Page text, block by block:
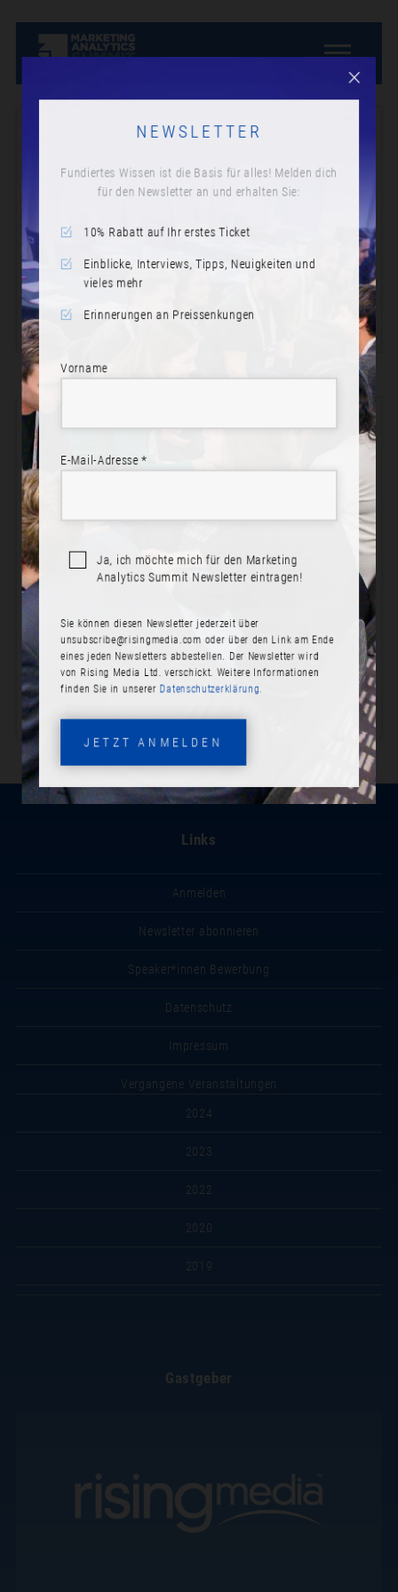
KURZE PAUSE
Datum:
Donnerstag, 16. November 2023
Zeit:
14:15
BEREIT ZUR TEILNAHME?
Jetzt anmelden! Schließen Sie sich Ihren Kollegen an.
JETZT ANMELDEN
PROGRAMM ANSEHEN
Links
Anmelden
Newsletter abonnieren
Speaker*innen Bewerbung
Datenschutz
Impressum
Vergangene Veranstaltungen
2024
2023
2022
2020
2019
Gastgeber
NEWSLETTER
Fundiertes Wissen ist die Basis für alles! Melden dich
für den Newsletter an und erhalten Sie:
10% Rabatt auf Ihr erstes Ticket
Einblicke, Interviews, Tipps, Neuigkeiten und
vieles mehr
Erinnerungen an Preissenkungen
Vorname
E-Mail-Adresse *
Ja, ich möchte mich für den Marketing
Analytics Summit Newsletter eintragen!
Sie können diesen Newsletter jederzeit über
unsubscribe@risingmedia.com oder über den Link am Ende
eines jeden Newsletters abbestellen. Der Newsletter wird
von Rising Media Ltd. verschickt. Weitere Informationen
Datenschutzerklärung.